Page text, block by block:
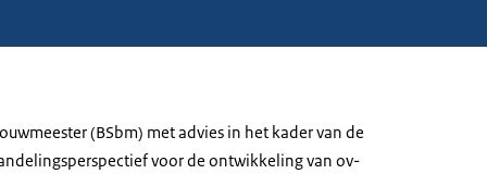
(BSbm) met advies in het kader van de
voor de ontwikkeling van ov-